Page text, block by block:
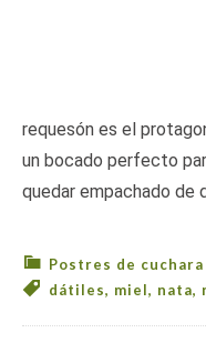
requesón es el
un bocado perfecto
quedar empachado de
Postres de cuchara
dátiles, miel, nata,